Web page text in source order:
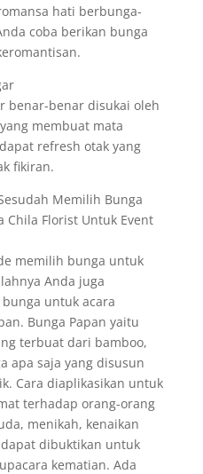
hati berbunga-
coba berikan bunga
benar-benar disukai oleh
membuat mata
refresh otak yang
fikiran.
Memilih Bunga
Chila Florist Untuk Event
memilih bunga untuk
Anda juga
untuk acara
Bunga Papan yaitu
terbuat dari bamboo,
apa saja yang disusun
Cara diaplikasikan untuk
terhadap orang-orang
menikah, kenaikan
dibuktikan untuk
kematian. Ada